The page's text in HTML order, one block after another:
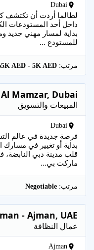
Dubai
لطالما أردت أن تكتشف
داخل أحد المستودعات
بداية لمسار مهني جديد
للمستودع ...
مرتب:
Mamzar, Dubai
المبيعات والتسويق
Dubai
فرصة جديدة في عالم
بداية أو تغيير في
قلب مدينة دبي
ماركت بي...
مرتب:
- Ajman, UAE
عمال النظافة
Ajman